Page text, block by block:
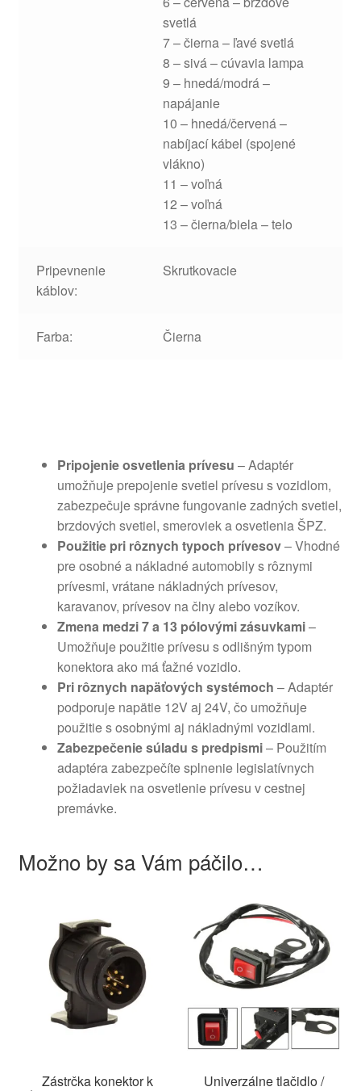
svetlá
7 – čierna – ľavé svetlá
8 – sivá – cúvavia lampa
9 – hnedá/modrá –
napájanie
10 – hnedá/červená –
nabíjací kábel (spojené
vlákno)
11 – voľná
12 – voľná
13 – čierna/biela – telo
Pripevnenie
káblov:
Skrutkovacie
Farba: Čierna
Pripojenie osvetlenia prívesu – Adaptér
umožňuje prepojenie svetiel prívesu s vozidlom,
zabezpečuje správne fungovanie zadných svetiel,
brzdových svetiel, smeroviek a osvetlenia ŠPZ.
Použitie pri rôznych typoch prívesov– Vhodné
pre osobné a nákladné automobily s rôznymi
prívesmi, vrátane nákladných prívesov,
karavanov, prívesov na člny alebo vozíkov.
Zmena medzi 7 a 13 pólovými zásuvkami–
Umožňuje použitie prívesu s odlišným typom
konektora ako má ťažné vozidlo.
Pri rôznych napäťových systémoch – Adaptér
podporuje napätie 12V aj 24V, čo umožňuje
použitie s osobnými aj nákladnými vozidlami.
Zabezpečenie súladu s predpismi– Použitím
adaptéra zabezpečíte splnenie legislatívnych
požiadaviek na osvetlenie prívesu v cestnej
premávke.
Možno by sa Vám páčilo…
Zástrčka konektor k
Univerzálne tlačidlo /